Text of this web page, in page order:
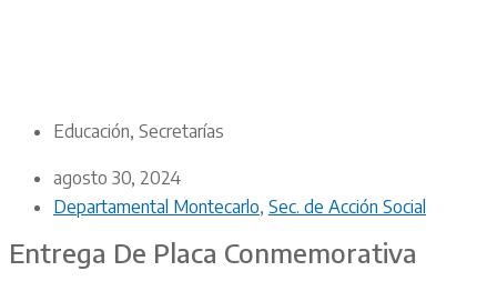
Educación, Secretarías
agosto 30, 2024
Departamental Montecarlo, Sec. de Acción Social
Entrega De Placa Conmemorativa